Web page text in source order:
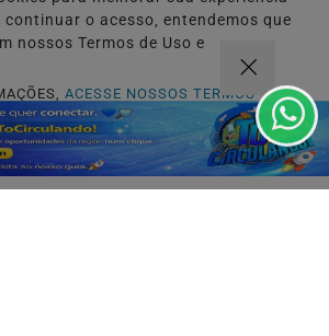
continuar o acesso, entendemos que
nossos Termos de Uso e
ACESSE NOSSOS TERMOS
PROSSEGUIR